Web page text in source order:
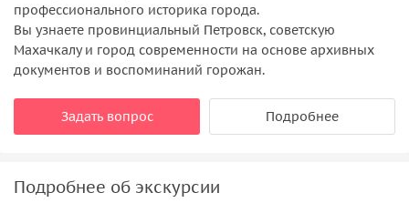
профессионального историка города.
Вы узнаете провинциальный Петровск, советскую
Махачкалу и город современности на основе архивных
документов и воспоминаний горожан.
Задать вопрос Подробнее
Подробнее об экскурсии